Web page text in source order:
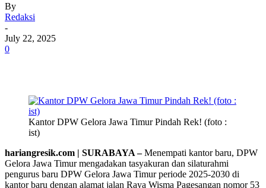
By
Redaksi
-
July 22, 2025
0
Kantor DPW Gelora Jawa Timur Pindah Rek! (foto :
ist)
hariangresik.com | SURABAYA –Menempati kantor baru, DPW
Gelora Jawa Timur mengadakan tasyakuran dan silaturahmi
pengurus baru DPW Gelora Jawa Timur periode 2025-2030 di
kantor baru dengan alamat jalan Raya Wisma Pagesangan nomor 53